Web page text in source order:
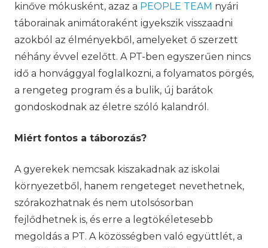
kinőve mókusként, azaz a PEOPLE TEAM nyári
táborainak animátoraként igyekszik visszaadni
azokból az élményekből, amelyeket ő szerzett
néhány évvel ezelőtt. A PT-ben egyszerűen nincs
idő a honvággyal foglalkozni, a folyamatos pörgés,
a rengeteg program és a bulik, új barátok
gondoskodnak az életre szóló kalandról.
Miért fontos a táborozás?
A gyerekek nemcsak kiszakadnak az iskolai
környezetből, hanem rengeteget nevethetnek,
szórakozhatnak és nem utolsósorban
fejlődhetnek is, és erre a legtökéletesebb
megoldás a PT. A közösségben való együttlét, a